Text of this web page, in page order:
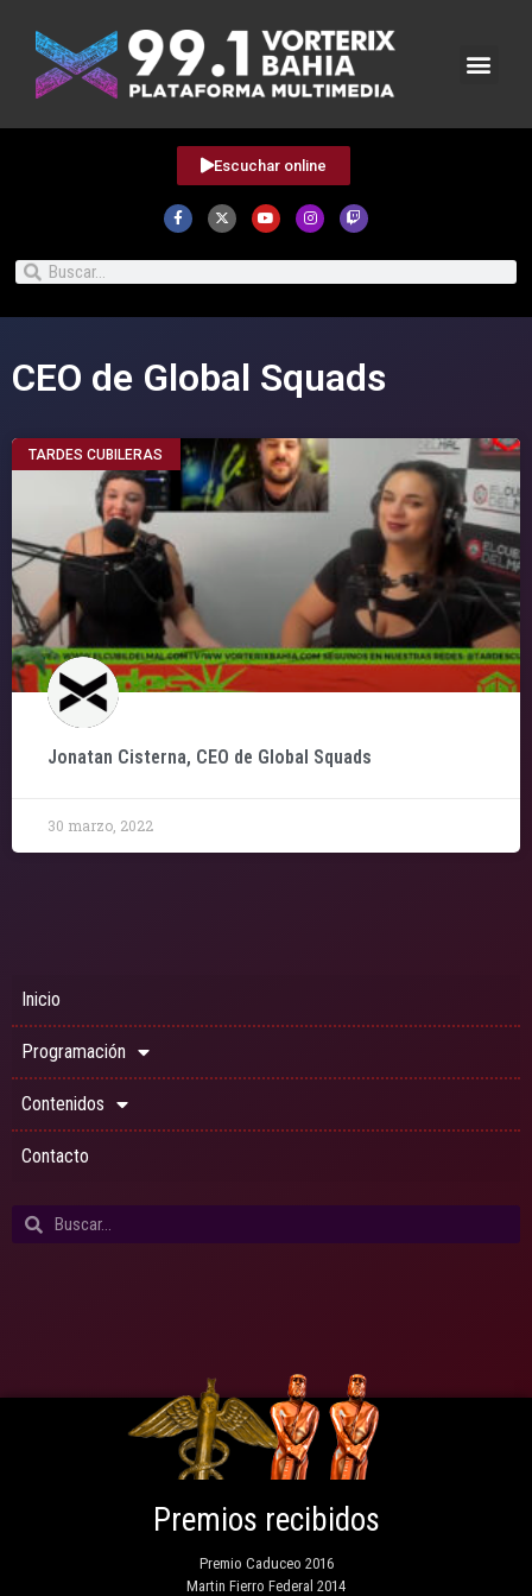
Escuchar online
CEO de Global Squads
TARDES CUBILERAS
Jonatan Cisterna, CEO de Global Squads
30 marzo, 2022
Inicio
Programación
Contenidos
Contacto
Premios recibidos
Premio Caduceo 2016
Martin Fierro Federal 2014